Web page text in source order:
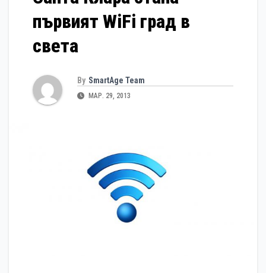
първият WiFi град в
света
By SmartAge Team
МАР. 29, 2013